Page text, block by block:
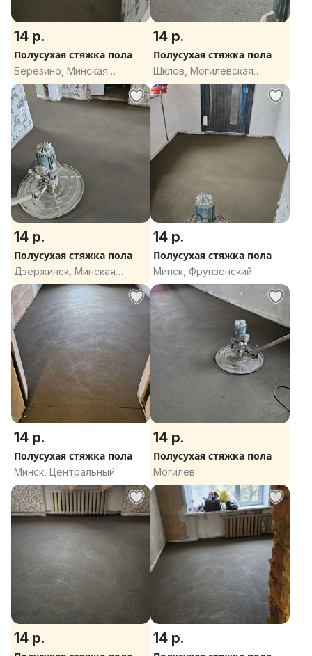
14 р.
Полусухая стяжка пола
Березино, Минская
область
14 р.
Полусухая стяжка пола
Шклов, Могилевская
область
14 р.
Полусухая стяжка пола
Дзержинск, Минская
область
14 р.
Полусухая стяжка пола
Минск, Фрунзенский
14 р.
Полусухая стяжка пола
Минск, Центральный
14 р.
Полусухая стяжка пола
Могилев
14 р. 14 р.